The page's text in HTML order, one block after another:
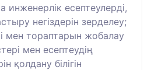
есептеулерді,
негіздерін зерделеу;
мен тораптарын жобалау
мен есептеудің
қолдану білігін